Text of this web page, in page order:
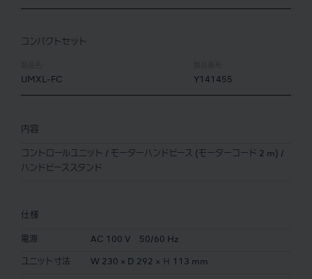
コンパクトセット
UMXL-FC Y141455
内容
コントロールユニット / モーターハンドピース (モーターコード 2 m) /
ハンドピーススタンド
仕様
電源 AC 100 V 50/60 Hz
ユニット寸法 W 230 × D 292 × Ｈ 113 mm